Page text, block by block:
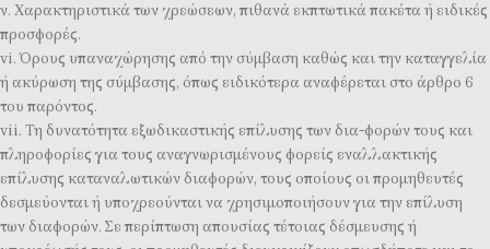
ν. Χαρακτηριστικά των χρεώσεων, πιθανά εκπτωτικά πακέτα ή ειδικές
προσφορές.
vi. Όρους υπαναχώρησης από την σύμβαση καθώς και την καταγγελία
ή ακύρωση της σύμβασης, όπως ειδικότερα αναφέρεται στο άρθρο 6
του παρόντος.
vii. Τη δυνατότητα εξωδικαστικής επίλυσης των δια-φορών τους και
πληροφορίες για τους αναγνωρισμένους φορείς εναλλακτικής
επίλυσης καταναλωτικών διαφορών, τους οποίους οι προμηθευτές
δεσμεύονται ή υποχρεούνται να χρησιμοποιήσουν για την επίλυση
των διαφορών. Σε περίπτωση απουσίας τέτοιας δέσμευσης ή